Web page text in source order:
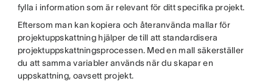
fylla i information som är relevant för ditt specifika projekt.
Eftersom man kan kopiera och återanvända mallar för
projektuppskattning hjälper de till att standardisera
projektuppskattningsprocessen. Med en mall säkerställer
du att samma variabler används när du skapar en
uppskattning, oavsett projekt.